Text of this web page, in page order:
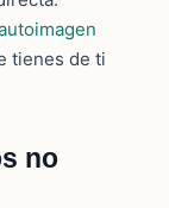
tienes de ti
no